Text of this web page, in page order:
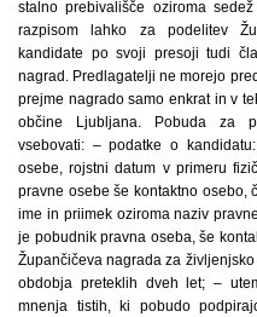
stalno prebivališče oziroma
razpisom lahko za podelitev
kandidate po svoji presoji tudi
nagrad. Predlagatelji ne morejo
prejme nagrado samo enkrat in v
občine Ljub­ljana. Pobuda za
vsebovati: – podatke o
osebe, rojstni datum v primeru
pravne osebe še kontaktno osebo,
ime in priimek oziroma naziv
je pobudnik pravna oseba, še
Župančičeva nagrada za
obdobja preteklih dveh let; –
mnenja tistih, ki pobudo